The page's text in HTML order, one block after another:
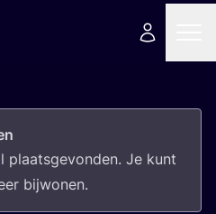
plaats­ge­von­den. Je kunt
bijwonen.